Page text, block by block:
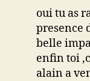
oui tu as
presence
belle
enfin toi
alain a